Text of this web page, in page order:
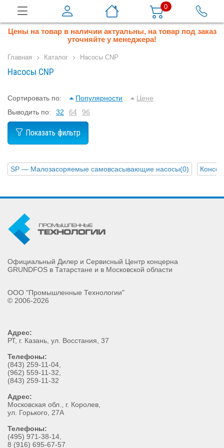
0
Цены на товар в наличии актуальны, на товар под заказ
уточняйте у менеджера!
Главная Каталог Насосы CNP
Насосы CNP
Сортировать по: Популярности
Цене
Выводить по:
32 64 96
Показать фильтр
SP — Малозасоряемые самовсасывающие насосы(0)
Официальный Дилер и Сервисный Центр концерна
GRUNDFOS в Татарстане и в Московской области
ООО "Промышленные Технологии"
© 2006-2026
Адрес:
РТ, г. Казань ул. Восстания, 37
Телефоны:
(843) 259-11-04
(962) 559-11-32
(843) 259-11-32
Адрес:
Московская обл., г. Королев,
ул. Горького, 27А
Телефоны:
(495) 971-38-14,
8 (916) 695-67-57